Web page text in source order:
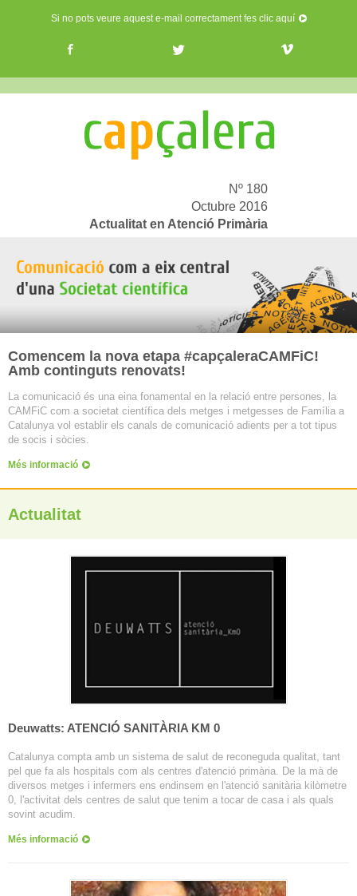
Si no pots veure aquest e-mail correctament fes clic aquí
Nº 180
Octubre 2016
Actualitat en Atenció Primària
Comencem la nova etapa #capçaleraCAMFiC!
Amb continguts renovats!
La comunicació és una eina fonamental en la relació entre persones, la
CAMFiC com a societat científica dels metges i metgesses de Família a
Catalunya vol establir els canals de comunicació adients per a tot tipus
de socis i sòcies.
Més informació
Actualitat
Deuwatts: ATENCIÓ SANITÀRIA KM 0
Catalunya compta amb un sistema de salut de reconeguda qualitat, tant
pel que fa als hospitals com als centres d'atenció primària. De la mà de
diversos metges i infermers ens endinsem en l'atenció sanitària kilòmetre
0, l'activitat dels centres de salut que tenim a tocar de casa i als quals
sovint acudim.
Més informació